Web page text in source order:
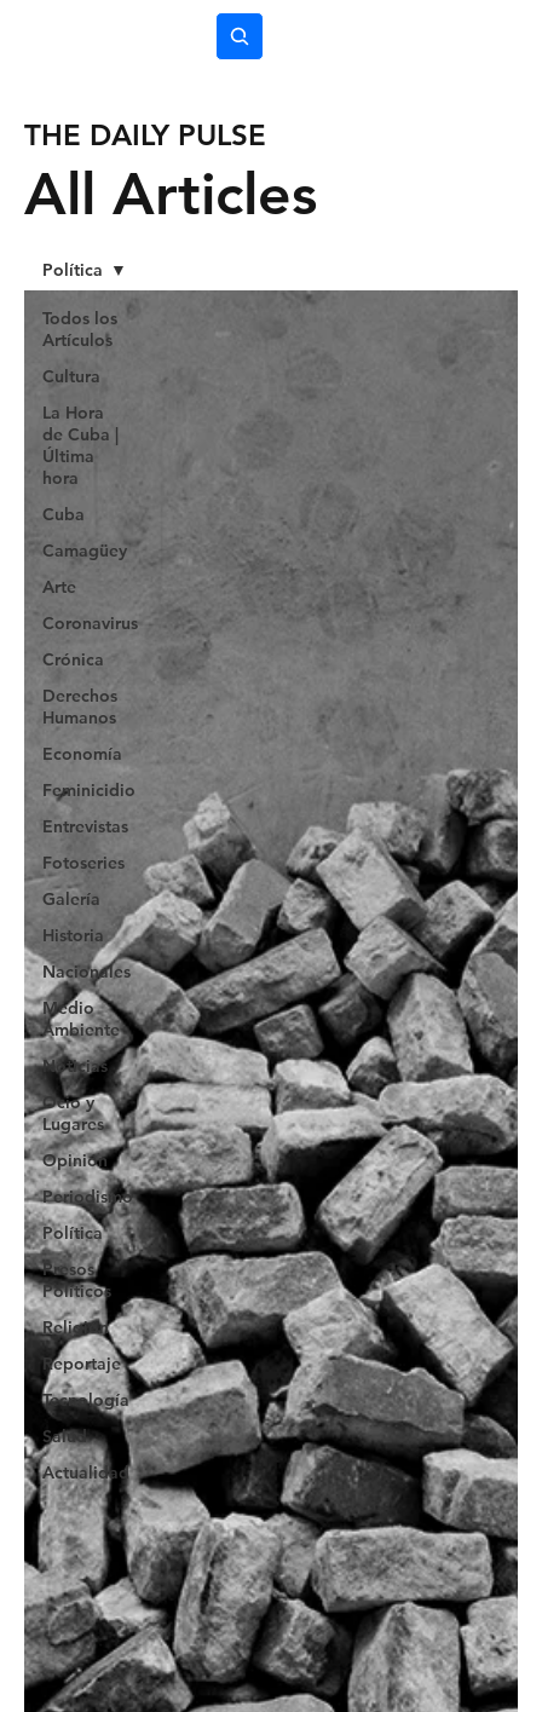
All Articles
THE DAILY PULSE
Todos los
Artículos
Cultura
La Hora
de Cuba |
Última
hora
Cuba
Camagüey
Arte
Coronavirus
Crónica
Derechos
Humanos
Economía
Feminicidio
Entrevistas
Fotoseries
Galería
Historia
Nacionales
Medio
Ambiente
Noticias
Ocio y
Lugares
Opinión
Periodismo
Política
Presos
Políticos
Religión
Reportaje
Tecnología
Salud
Actualidad
Política